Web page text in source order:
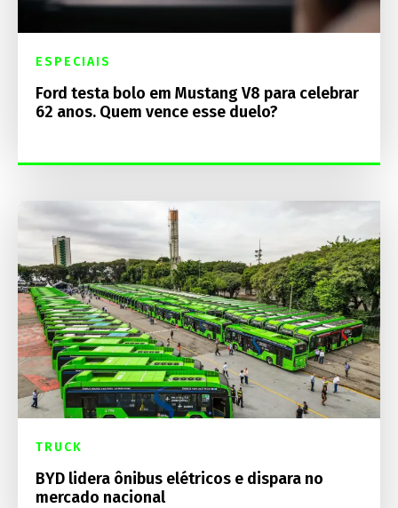
ESPECIAIS
Ford testa bolo em Mustang V8 para celebrar
62 anos. Quem vence esse duelo?
TRUCK
BYD lidera ônibus elétricos e dispara no
mercado nacional